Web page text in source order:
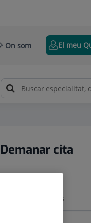
On som El meu
Demanar cita